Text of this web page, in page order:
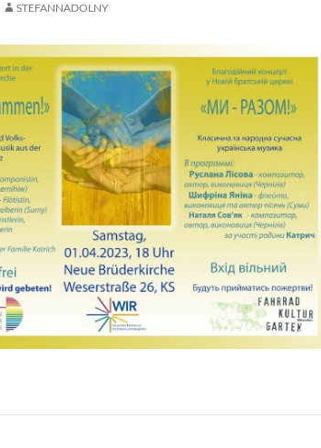
STEFANNADOLNY